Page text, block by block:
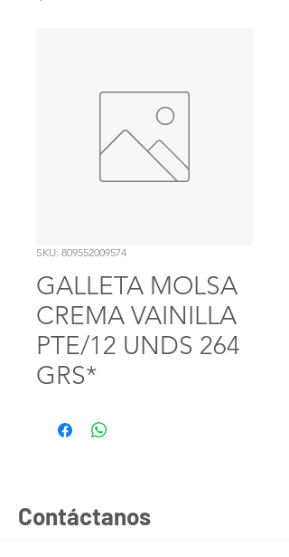
SKU: 809552009574
GALLETA MOLSA
CREMA VAINILLA
PTE/12 UNDS 264
GRS*
Contáctanos